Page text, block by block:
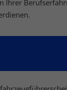
Ihrer